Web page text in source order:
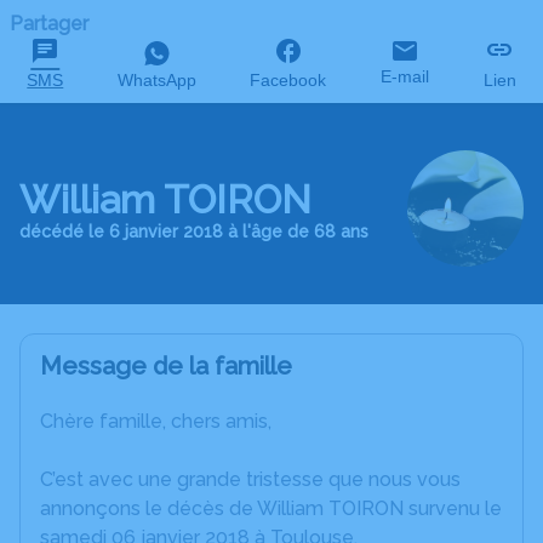
Partager
SMS WhatsApp Facebook E-mail Lien
William TOIRON
décédé le 6 janvier 2018 à l'âge de 68 ans
Message de la famille
Chère famille, chers amis,
C’est avec une grande tristesse que nous vous
annonçons le décès de William TOIRON survenu le
samedi 06 janvier 2018 à Toulouse.